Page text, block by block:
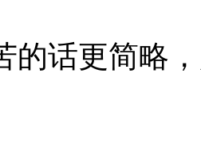
的话更简略